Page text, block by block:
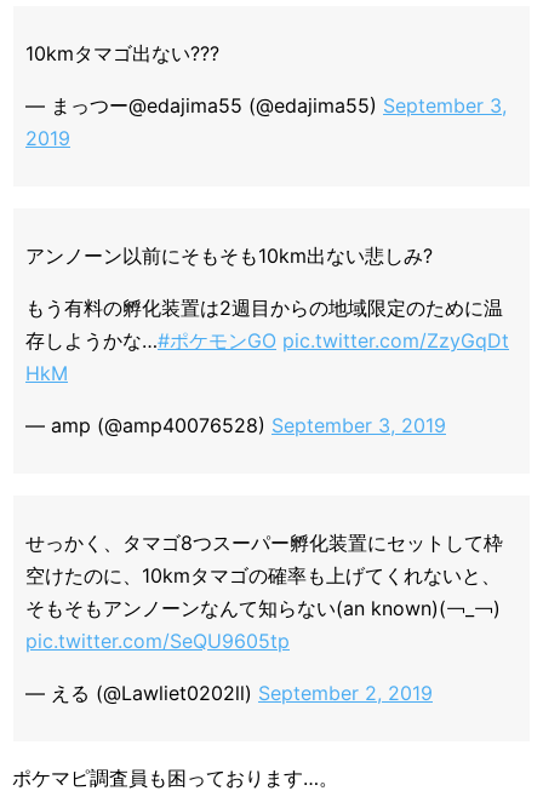
10kmタマゴ出ない???
— まっつー@edajima55 (@edajima55) September 3,
2019
アンノーン以前にそもそも10km出ない悲しみ?
もう有料の孵化装置は2週目からの地域限定のために温
存しようかな…#ポケモンGO pic.twitter.com/ZzyGqDt
HkM
— amp (@amp40076528) September 3, 2019
せっかく、タマゴ8つスーパー孵化装置にセットして枠
空けたのに、10kmタマゴの確率も上げてくれないと、
そもそもアンノーンなんて知らない(an known)(￢_￢)
pic.twitter.com/SeQU9605tp
— える (@Lawliet0202ll) September 2, 2019
ポケマピ調査員も困っております…。